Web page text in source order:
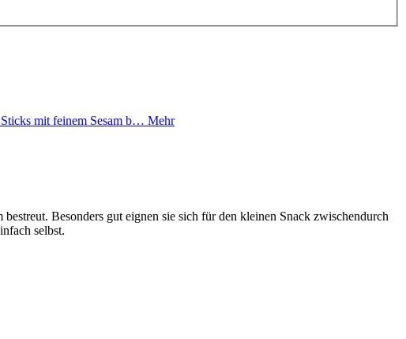
mit feinem Sesam b… Mehr
Besonders gut eignen sie sich für den kleinen Snack zwischendurch
selbst.